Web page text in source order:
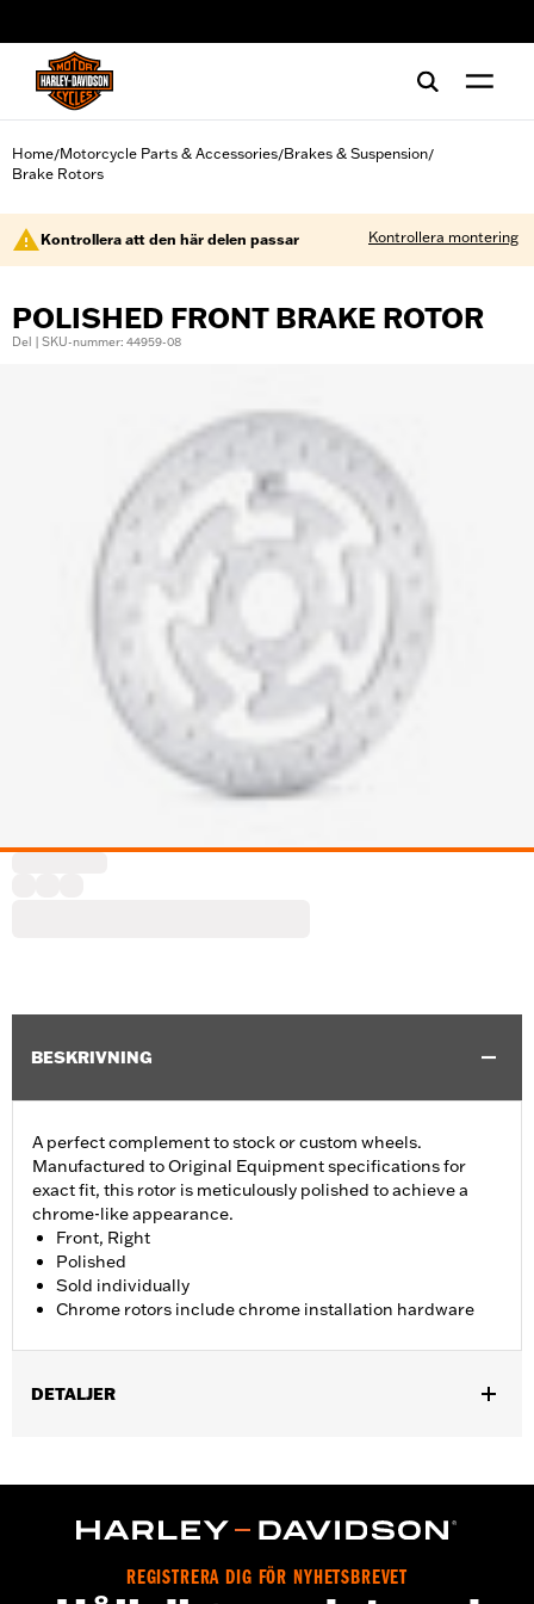
Home/Motorcycle Parts & Accessories/Brakes & Suspension/
Brake Rotors
Kontrollera att den här delen passar Kontrollera montering
POLISHED FRONT BRAKE ROTOR
Del | SKU-nummer: 44959-08
BESKRIVNING
A perfect complement to stock or custom wheels.
Manufactured to Original Equipment specifications for
exact fit, this rotor is meticulously polished to achieve a
chrome-like appearance.
Front, Right
Polished
Sold individually
Chrome rotors include chrome installation hardware
DETALJER
Consult wheel I-sheet for details.
Installation Instructions
Position On Bike:Front
REGISTRERA DIG FÖR NYHETSBREVET